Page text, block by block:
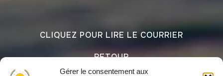
Gérer le consentement aux
CLIQUEZ POUR LIRE LE COURRIER
RETOUR